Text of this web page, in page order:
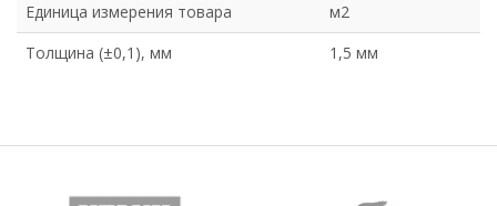
Единица измерения товара
м2
Толщина (±0,1), мм
1,5 мм